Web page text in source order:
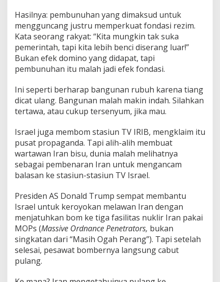
Hasilnya: pembunuhan yang dimaksud untuk
mengguncang justru memperkuat fondasi rezim.
Kata seorang rakyat: “Kita mungkin tak suka
pemerintah, tapi kita lebih benci diserang luar!”
Bukan efek domino yang didapat, tapi
pembunuhan itu malah jadi efek fondasi.
Ini seperti berharap bangunan rubuh karena tiang
dicat ulang. Bangunan malah makin indah. Silahkan
tertawa, atau cukup tersenyum, jika mau.
Israel juga membom stasiun TV IRIB, mengklaim itu
pusat propaganda. Tapi alih-alih membuat
wartawan Iran bisu, dunia malah melihatnya
sebagai pembenaran Iran untuk mengancam
balasan ke stasiun-stasiun TV Israel.
Presiden AS Donald Trump sempat membantu
Israel untuk keroyokan melawan Iran dengan
menjatuhkan bom ke tiga fasilitas nuklir Iran pakai
MOPs (Massive Ordnance Penetrators, bukan
singkatan dari “Masih Ogah Perang”). Tapi setelah
selesai, pesawat bombernya langsung cabut
pulang.